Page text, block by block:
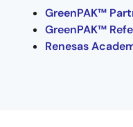
GreenPAK™
GreenPAK™
Renesas